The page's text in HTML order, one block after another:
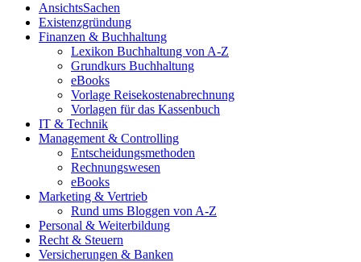
AnsichtsSachen
Existenzgründung
Finanzen & Buchhaltung
Lexikon Buchhaltung von A-Z
Grundkurs Buchhaltung
eBooks
Vorlage Reisekostenabrechnung
Vorlagen für das Kassenbuch
IT & Technik
Management & Controlling
Entscheidungsmethoden
Rechnungswesen
eBooks
Marketing & Vertrieb
Rund ums Bloggen von A-Z
Personal & Weiterbildung
Recht & Steuern
Versicherungen & Banken